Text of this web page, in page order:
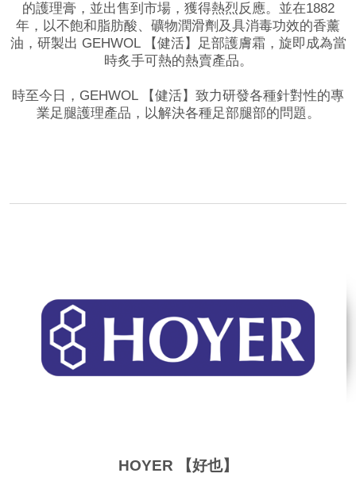
的護理膏，並出售到市場，獲得熱烈反應。並在1882
年，以不飽和脂肪酸、礦物潤滑劑及具消毒功效的香薰
油，研製出 GEHWOL 【健活】足部護膚霜，旋即成為當
時炙手可熱的熱賣產品。
時至今日，GEHWOL 【健活】致力研發各種針對性的專
業足腿護理產品，以解決各種足部腿部的問題。
HOYER 【好也】